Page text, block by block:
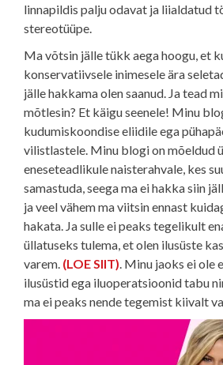
linnapildis palju odavat ja liialdatud
stereotüüpe.
Ma võtsin jälle tükk aega hoogu, et
konservatiivsele inimesele ära
jälle hakkama olen saanud. Ja tead
mõtlesin? Et käigu seenele! Minu
kudumiskoondise eliidile ega
vilistlastele. Minu blogi on mõeldud
eneseteadlikule naisterahvale, kes
samastuda, seega ma ei hakka siin
ja veel vähem ma viitsin ennast
hakata. Ja sulle ei peaks tegelikult
üllatuseks tulema, et olen ilusüste
varem. (LOE SIIT) . Minu jaoks ei ole
ilusüstid ega iluoperatsioonid tabu
ma ei peaks nende tegemist kiivalt